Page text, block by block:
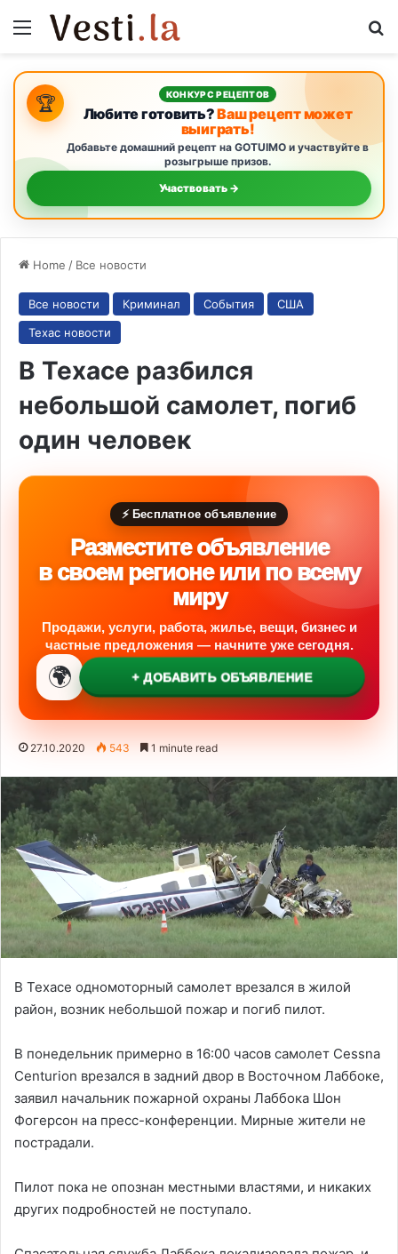
Menu
🏆 КОНКУРС РЕЦЕПТОВ
Любите готовить?Ваш рецепт может
выиграть!
Добавьте домашний рецепт на GOTUIMO и участвуйте в
розыгрыше призов.
Участвовать →
Home / Все новости
Все новости Криминал События
США
Техас новости
В Техасе разбился
небольшой самолет, погиб
один человек
⚡ Бесплатное объявление
Разместите объявление
в своем регионе или по всему
миру
Продажи, услуги, работа, жилье, вещи, бизнес и
частные предложения — начните уже сегодня.
🌍 + ДОБАВИТЬ ОБЪЯВЛЕНИЕ
27.10.2020 543 1 minute read
В Техасе одномоторный самолет врезался в жилой
район, возник небольшой пожар и погиб пилот.
В понедельник примерно в 16:00 часов самолет Cessna
Centurion врезался в задний двор в Восточном Лаббоке,
заявил начальник пожарной охраны Лаббока Шон
Фогерсон на пресс-конференции. Мирные жители не
пострадали.
Пилот пока не опознан местными властями, и никаких
других подробностей не поступало.